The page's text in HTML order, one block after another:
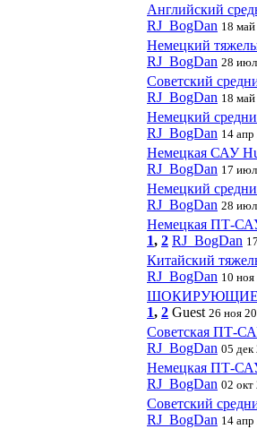
Английский
RJ_BogDan 18
Немецкий
RJ_BogDan 28
Советский
RJ_BogDan 18
Немецкий
RJ_BogDan 14
Немецкая САУ
RJ_BogDan 17
Немецкий
RJ_BogDan 28
Немецкая ПТ-
1, 2 RJ_BogDan
Китайский
RJ_BogDan 10
ШОКИРУЮЩИЕ
1, 2 Guest 26 ноя
Советская ПТ-
RJ_BogDan 05 дек
Немецкая ПТ-САУ
RJ_BogDan 02 окт
Советский
RJ_BogDan 14